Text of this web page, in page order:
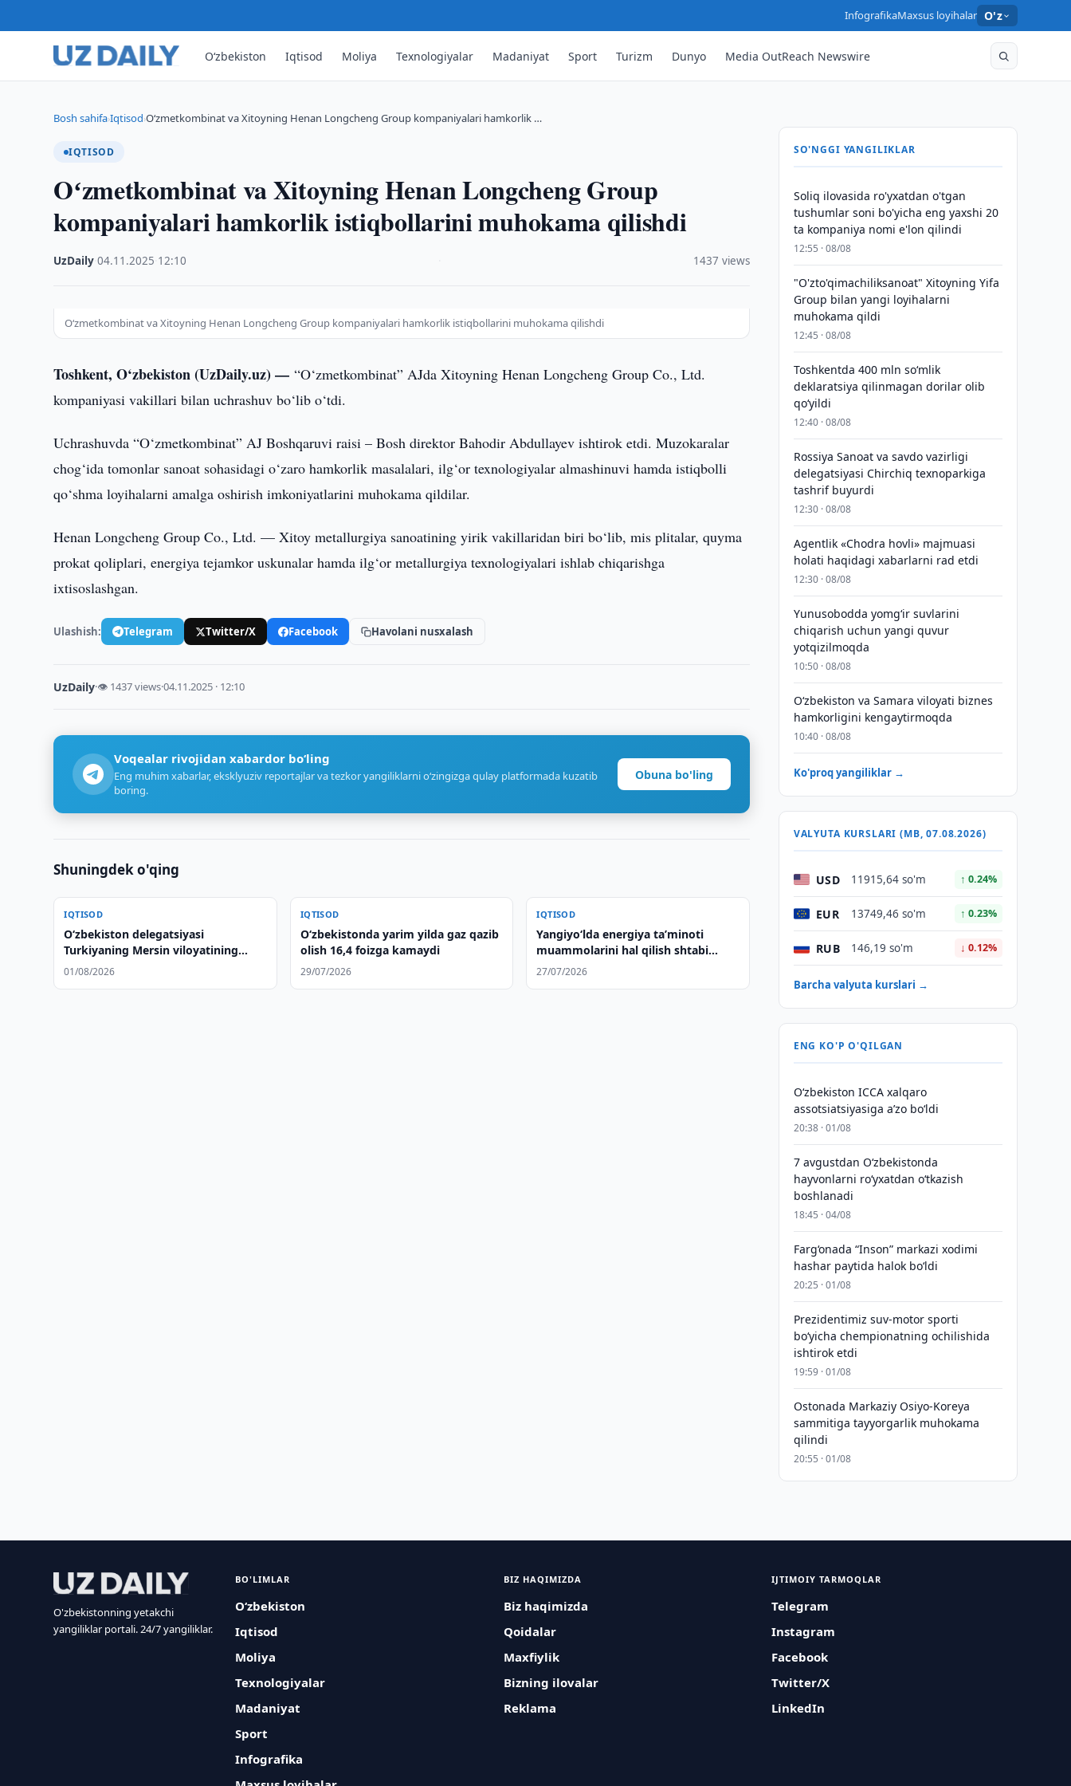
InfografikaMaxsus loyihalar O'z
O‘zbekiston Iqtisod Moliya Texnologiyalar Madaniyat Sport Turizm Dunyo Media OutReach Newswire
Bosh sahifa›Iqtisod›Oʻzmetkombinat va Xitoyning Henan Longcheng Group kompaniyalari hamkorlik …
IQTISOD
Oʻzmetkombinat va Xitoyning Henan Longcheng Group
kompaniyalari hamkorlik istiqbollarini muhokama qilishdi
UzDaily ·04.11.2025 12:10 1437 views
Oʻzmetkombinat va Xitoyning Henan Longcheng Group kompaniyalari hamkorlik istiqbollarini muhokama qilishdi
Toshkent, O‘zbekiston (UzDaily.uz) — “O‘zmetkombinat” AJda Xitoyning Henan Longcheng Group Co., Ltd.
kompaniyasi vakillari bilan uchrashuv bo‘lib o‘tdi.
Uchrashuvda “O‘zmetkombinat” AJ Boshqaruvi raisi – Bosh direktor Bahodir Abdullayev ishtirok etdi. Muzokaralar
chog‘ida tomonlar sanoat sohasidagi o‘zaro hamkorlik masalalari, ilg‘or texnologiyalar almashinuvi hamda istiqbolli
qo‘shma loyihalarni amalga oshirish imkoniyatlarini muhokama qildilar.
Henan Longcheng Group Co., Ltd. — Xitoy metallurgiya sanoatining yirik vakillaridan biri bo‘lib, mis plitalar, quyma
prokat qoliplari, energiya tejamkor uskunalar hamda ilg‘or metallurgiya texnologiyalari ishlab chiqarishga
ixtisoslashgan.
Ulashish: Telegram Twitter/X Facebook Havolani nusxalash
UzDaily·👁 1437 views·04.11.2025 · 12:10
Voqealar rivojidan xabardor bo‘ling
Eng muhim xabarlar, eksklyuziv reportajlar va tezkor yangiliklarni o‘zingizga qulay platformada kuzatib
boring.
Obuna bo'ling
Shuningdek o'qing
IQTISOD
Oʻzbekiston delegatsiyasi
Turkiyaning Mersin viloyatining
logistika salohiyatini oʻrganib chiqdi
01/08/2026
IQTISOD
O‘zbekistonda yarim yilda gaz qazib
olish 16,4 foizga kamaydi
29/07/2026
IQTISOD
Yangiyo‘lda energiya taʼminoti
muammolarini hal qilish shtabi
tuziladi
27/07/2026
SO'NGGI YANGILIKLAR
Soliq ilovasida ro'yxatdan o'tgan
tushumlar soni bo'yicha eng yaxshi 20
ta kompaniya nomi e'lon qilindi
12:55 · 08/08
"O'zto'qimachiliksanoat" Xitoyning Yifa
Group bilan yangi loyihalarni
muhokama qildi
12:45 · 08/08
Toshkentda 400 mln so‘mlik
deklaratsiya qilinmagan dorilar olib
qo‘yildi
12:40 · 08/08
Rossiya Sanoat va savdo vazirligi
delegatsiyasi Chirchiq texnoparkiga
tashrif buyurdi
12:30 · 08/08
Agentlik «Chodra hovli» majmuasi
holati haqidagi xabarlarni rad etdi
12:30 · 08/08
Yunusobodda yomg‘ir suvlarini
chiqarish uchun yangi quvur
yotqizilmoqda
10:50 · 08/08
Oʻzbekiston va Samara viloyati biznes
hamkorligini kengaytirmoqda
10:40 · 08/08
Ko'proq yangiliklar →
VALYUTA KURSLARI (MB, 07.08.2026)
USD 11915,64 so'm ↑ 0.24%
EUR 13749,46 so'm ↑ 0.23%
RUB 146,19 so'm ↓ 0.12%
Barcha valyuta kurslari →
ENG KO'P O'QILGAN
O‘zbekiston ICCA xalqaro
assotsiatsiyasiga aʼzo bo‘ldi
20:38 · 01/08
7 avgustdan O‘zbekistonda
hayvonlarni ro‘yxatdan o‘tkazish
boshlanadi
18:45 · 04/08
Farg‘onada “Inson” markazi xodimi
hashar paytida halok bo‘ldi
20:25 · 01/08
Prezidentimiz suv-motor sporti
bo‘yicha chempionatning ochilishida
ishtirok etdi
19:59 · 01/08
Ostonada Markaziy Osiyo-Koreya
sammitiga tayyorgarlik muhokama
qilindi
20:55 · 01/08
O'zbekistonning yetakchi
yangiliklar portali. 24/7 yangiliklar.
BO'LIMLAR
O‘zbekiston
Iqtisod
Moliya
Texnologiyalar
Madaniyat
Sport
Infografika
BIZ HAQIMIZDA
Biz haqimizda
Qoidalar
Maxfiylik
Bizning ilovalar
Reklama
IJTIMOIY TARMOQLAR
Telegram
Instagram
Facebook
Twitter/X
LinkedIn